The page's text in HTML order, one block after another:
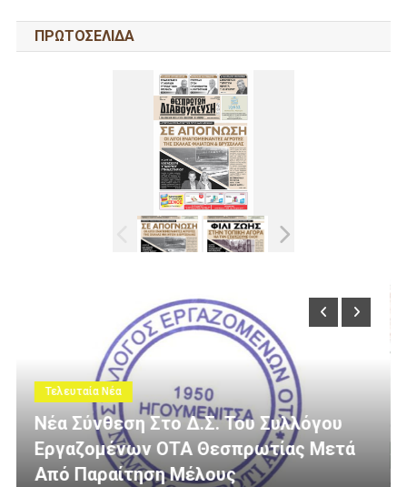
ΠΡΩΤΟΣΕΛΙΔΑ
Μετά
Τελευταία Νέα
3 Εκατομμύρια Ευρώ Για
Οδοποιία Στον Δήμο